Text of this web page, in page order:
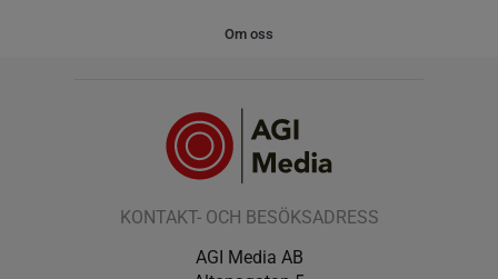
Om oss
KONTAKT- OCH BESÖKSADRESS
AGI Media AB